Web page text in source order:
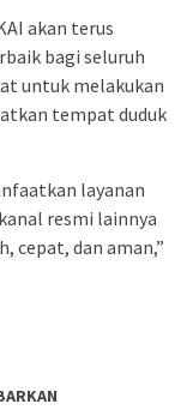
akan terus
bagi seluruh
untuk melakukan
tempat duduk
layanan
resmi lainnya
cepat, dan aman,”